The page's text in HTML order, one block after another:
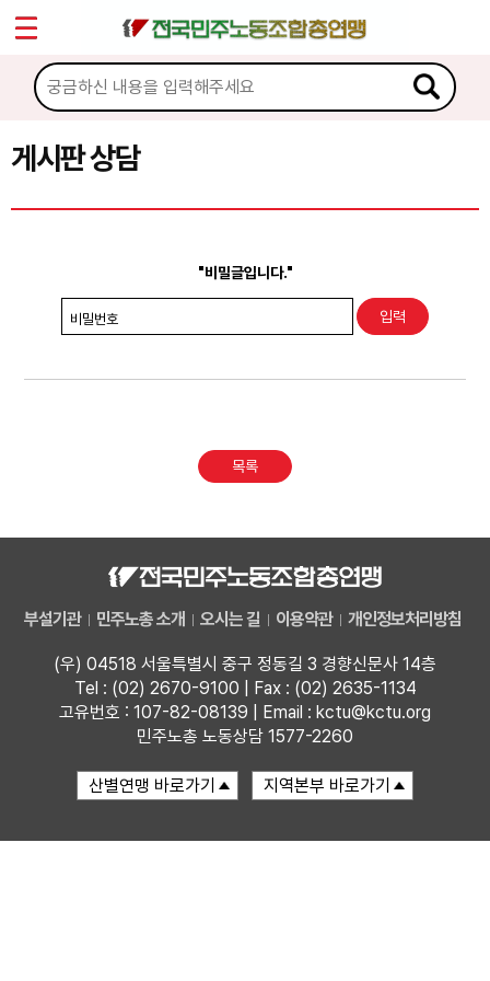
게시판 상담
"비밀글입니다."
비밀번호
목록
부설기관 민주노총 소개 오시는 길 이용약관 개인정보처리방침
(우) 04518 서울특별시 중구 정동길 3 경향신문사 14층
Tel : (02) 2670-9100 | Fax : (02) 2635-1134
고유번호 : 107-82-08139 | Email : kctu@kctu.org
민주노총 노동상담 1577-2260
마이페이지
소개
소식
노동상담
권리찾기수첩 검색
찾아보기
Sketchbook5, 스케치북5
Sketchbook5, 스케치북5